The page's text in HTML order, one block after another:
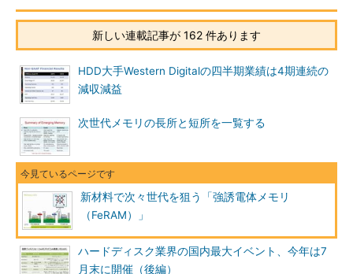
新しい連載記事が 162 件あります
HDD大手Western Digitalの四半期業績は4期連続の
減収減益
次世代メモリの長所と短所を一覧する
新材料で次々世代を狙う「強誘電体メモリ
（FeRAM）」
ハードディスク業界の国内最大イベント、今年は7
月末に開催（後編）